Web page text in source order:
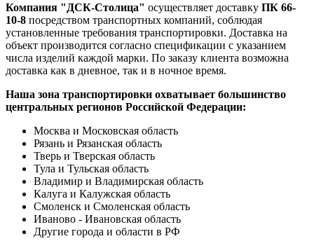
Компания "ДСК-Столица" осуществляет доставку ПК 66-
10-8 посредством транспортных компаний, соблюдая
установленные требования транспортировки. Доставка на
объект производится согласно спецификации с указанием
числа изделий каждой марки. По заказу клиента возможна
доставка как в дневное, так и в ночное время.
Наша зона транспортировки охватывает большинство
центральных регионов Российской Федерации:
Москва и Московская область
Рязань и Рязанская область
Тверь и Тверская область
Тула и Тульская область
Владимир и Владимирская область
Калуга и Калужская область
Смоленск и Смоленская область
Иваново - Ивановская область
Другие города и области в РФ